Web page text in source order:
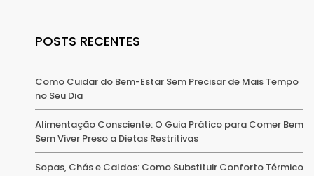
POSTS RECENTES
Como Cuidar do Bem-Estar Sem Precisar de Mais Tempo
no Seu Dia
Alimentação Consciente: O Guia Prático para Comer Bem
Sem Viver Preso a Dietas Restritivas
Sopas, Chás e Caldos: Como Substituir Conforto Térmico